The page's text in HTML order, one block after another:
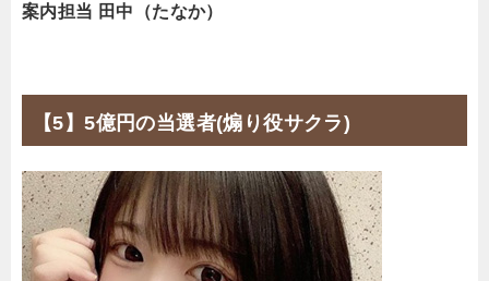
案内担当 田中（たなか）
【5】5億円の当選者(煽り役サクラ)